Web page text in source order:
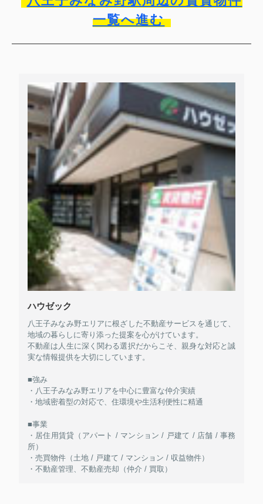
一覧へ進む
ハウゼック
八王子みなみ野エリアに根ざした不動産サービスを通じて、
地域の暮らしに寄り添った提案を心がけています。
不動産は人生に深く関わる選択だからこそ、親身な対応と誠
実な情報提供を大切にしています。
■強み
・八王子みなみ野エリアを中心に豊富な仲介実績
・地域密着型の対応で、住環境や生活利便性に精通
■事業
・居住用賃貸（アパート / マンション / 戸建て / 店舗 / 事務
所）
・売買物件（土地 / 戸建て / マンション / 収益物件）
・不動産管理、不動産売却（仲介 / 買取）